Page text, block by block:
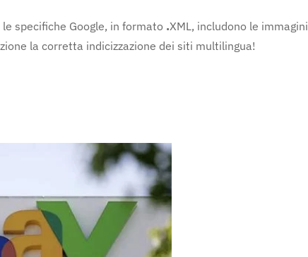
con
il
specifiche Google, in formato .XML, includono le immagini
la corretta indicizzazione dei siti multilingua!